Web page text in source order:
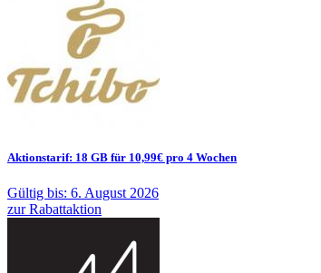
Aktionstarif: 18 GB für 10,99€ pro 4 Wochen
Gültig bis: 6. August 2026
zur Rabattaktion